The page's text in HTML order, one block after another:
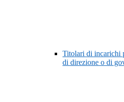
Titolari di incarichi
di direzione o di